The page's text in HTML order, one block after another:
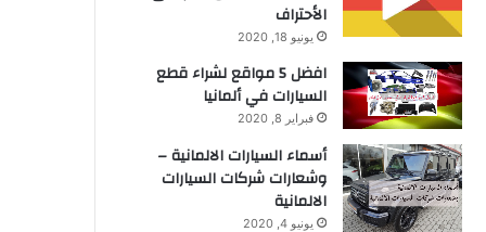
الأحتراف
يونيو 18, 2020
افضل 5 مواقع لشراء قطع
السيارات في ألمانيا
فبراير 8, 2020
أسماء السيارات الالمانية –
وشعارات شركات السيارات
الالمانية
يونيو 4, 2020